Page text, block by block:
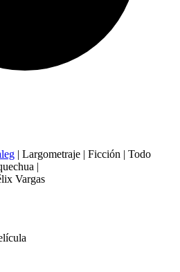
| Largometraje | Ficción | Todo
|
Vargas